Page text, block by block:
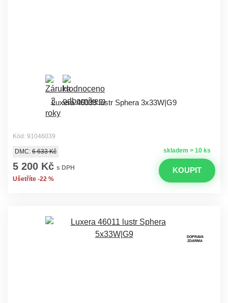
Luxera 46039 lustr Sphera 3x33W|G9
Kód: 91046039
skladem > 10 ks
DMC: 6 633 Kč
5 200 Kč s DPH
Ušetříte -22 %
KOUPIT
DOPRAVA
ZDARMA